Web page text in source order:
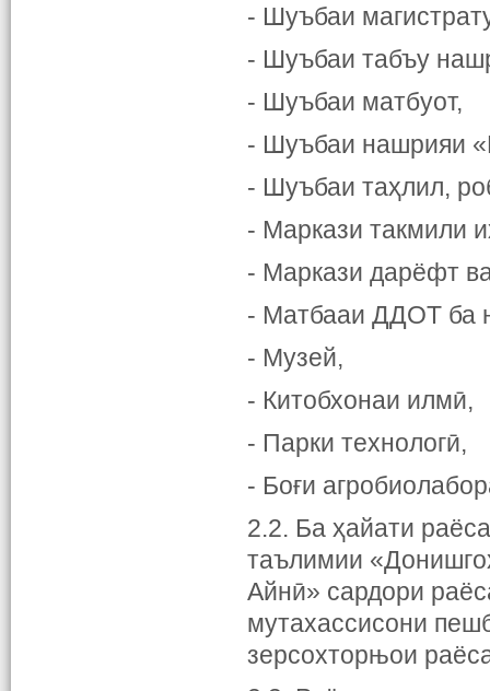
- Шуъбаи
- Шуъбаи табъу
- Шуъбаи матбуот,
- Шуъбаи нашрияи
- Шуъбаи таҳлил,
- Маркази такмили
- Маркази дарёфт
- Матбааи ДДОТ ба
- Музей,
- Китобхонаи илмӣ,
- Парки технологӣ,
- Боғи
2.2. Ба ҳайати
таълимии
Айнӣ» сардори
мутахассисони
зерсохторњои